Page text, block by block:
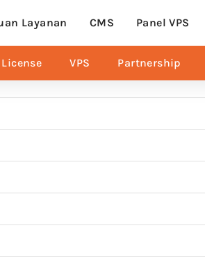
Layanan CMS Panel VPS
VPS Partnership